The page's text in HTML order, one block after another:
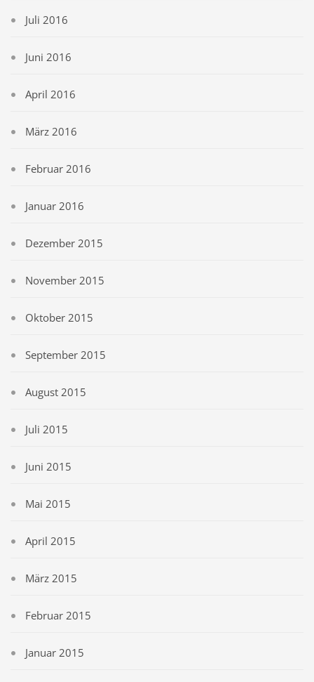
Juli 2016
Juni 2016
April 2016
März 2016
Februar 2016
Januar 2016
Dezember 2015
November 2015
Oktober 2015
September 2015
August 2015
Juli 2015
Juni 2015
Mai 2015
April 2015
März 2015
Februar 2015
Januar 2015